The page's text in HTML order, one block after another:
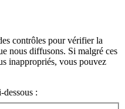
contrôles pour vérifier la
nous diffusons. Si malgré ces
inappropriés, vous pouvez
: